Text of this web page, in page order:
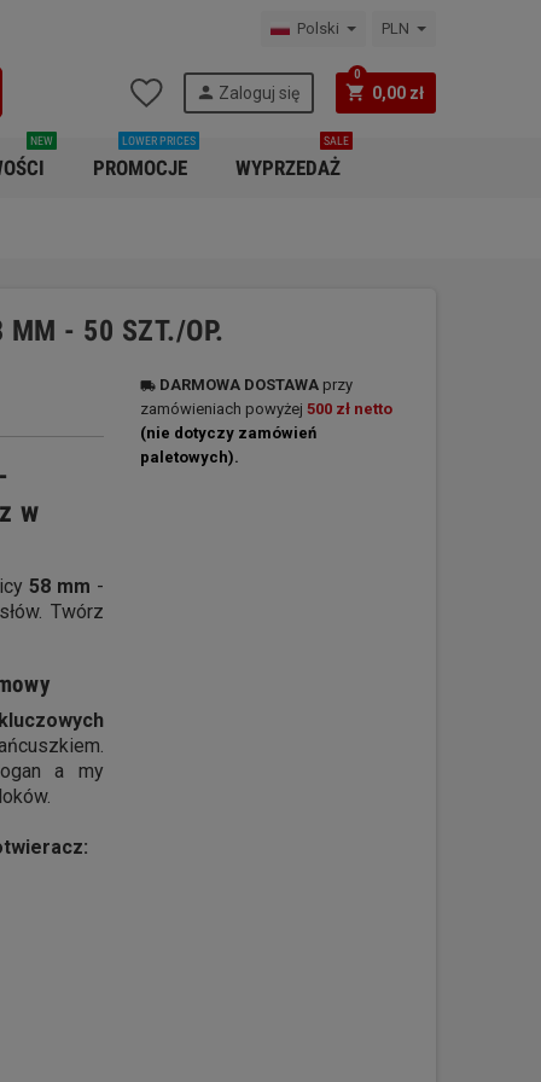
Polski PLN
person Zaloguj się shopping_cart 0,00 zł
0
NEW
PROMOCJE
LOWER PRICES
WYPRZEDAŻ
SALE
MM - 50 SZT./OP.
w
58 mm -
Twórz
a my
local_shipping DARMOWA DOSTAWAprzy
zamówieniach powyżej 500 zł netto
(nie dotyczy zamówień
paletowych).